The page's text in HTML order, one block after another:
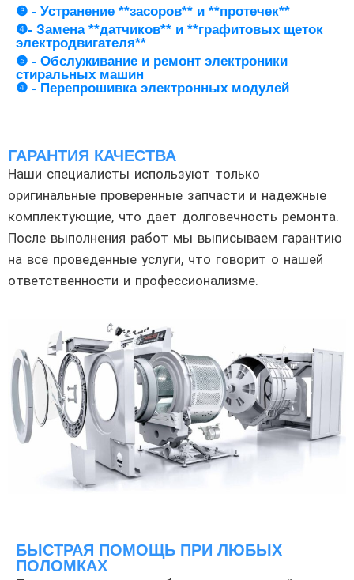
❸ - Устранение **засоров** и **протечек**
❹- Замена **датчиков** и **графитовых щеток
электродвигателя**
❺ - Обслуживание и ремонт электроники
стиральных машин
❹ - Перепрошивка электронных модулей
ГАРАНТИЯ КАЧЕСТВА
Наши специалисты используют только
оригинальные проверенные запчасти и надежные
комплектующие, что дает долговечность ремонта.
После выполнения работ мы выписываем гарантию
на все проведенные услуги, что говорит о нашей
ответственности и профессионализме.
БЫСТРАЯ ПОМОЩЬ ПРИ ЛЮБЫХ
ПОЛОМКАХ